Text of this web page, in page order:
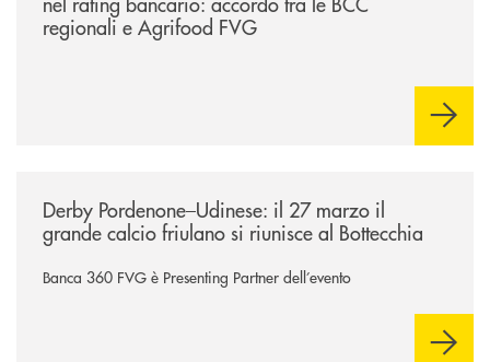
regionali e Agrifood FVG
Derby Pordenone–Udinese: il 27 marzo il
grande calcio friulano si riunisce al Bottecchia
Banca 360 FVG è Presenting Partner dell’evento